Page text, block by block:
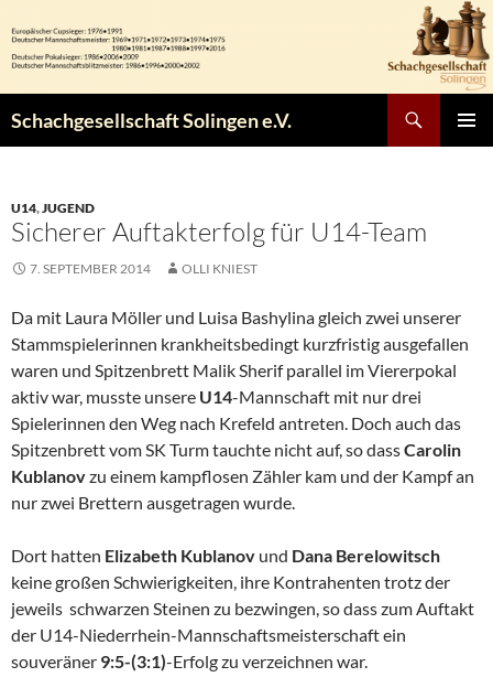
Inhalt
springen
Schachgesellschaft Solingen e.V.
U14,JUGEND
Sicherer Auftakterfolg für U14-Team
7. SEPTEMBER 2014 OLLI KNIEST
Da mit Laura Möller und Luisa Bashylina gleich zwei unserer
Stammspielerinnen krankheitsbedingt kurzfristig ausgefallen
waren und Spitzenbrett Malik Sherif parallel im Viererpokal
aktiv war, musste unsere U14-Mannschaft mit nur drei
Spielerinnen den Weg nach Krefeld antreten. Doch auch das
Spitzenbrett vom SK Turm tauchte nicht auf, so dassCarolin
Kublanovzu einem kampflosen Zähler kam und der Kampf an
nur zwei Brettern ausgetragen wurde.
Dort hatten Elizabeth Kublanov und Dana Berelowitsch
keine großen Schwierigkeiten, ihre Kontrahenten trotz der
jeweils schwarzen Steinen zu bezwingen, so dass zum Auftakt
der U14-Niederrhein-Mannschaftsmeisterschaft ein
souveräner 9:5-(3:1)-Erfolg zu verzeichnen war.